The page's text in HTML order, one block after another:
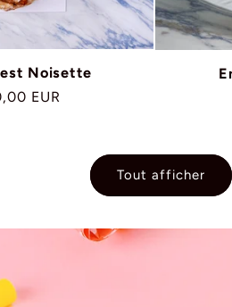
Noisette
EUR
Tout afficher